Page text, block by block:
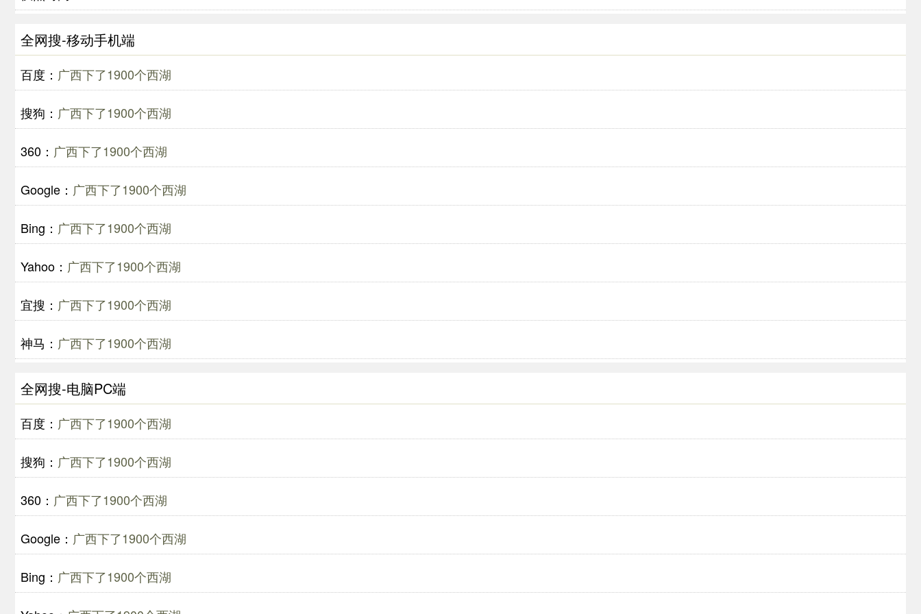
全网搜-移动手机端
百度： 广西下了1900个西湖
搜狗： 广西下了1900个西湖
360： 广西下了1900个西湖
Google： 广西下了1900个西湖
Bing： 广西下了1900个西湖
Yahoo： 广西下了1900个西湖
宜搜： 广西下了1900个西湖
神马： 广西下了1900个西湖
全网搜-电脑PC端
百度： 广西下了1900个西湖
搜狗： 广西下了1900个西湖
360： 广西下了1900个西湖
Google： 广西下了1900个西湖
Bing： 广西下了1900个西湖